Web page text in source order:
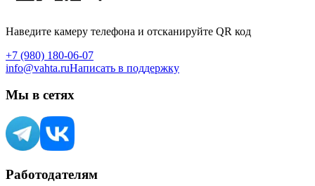
Наведите камеру телефона и отсканируйте QR код
+7 (980) 180-06-07
info@vahta.ruНаписать в поддержку
Мы в сетях
Работодателям